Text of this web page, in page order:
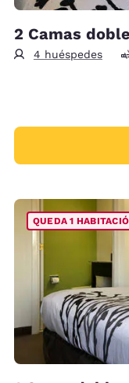
2 Camas
4 huéspedes
QUEDA 1